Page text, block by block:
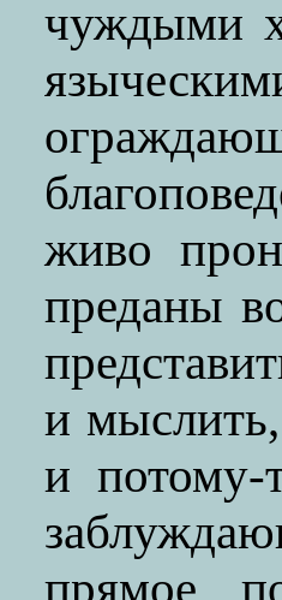
чуждыми
живо
преданы
и
и потому-
прямое